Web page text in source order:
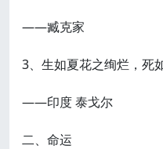
——臧克家
3、生如夏花之绚烂，死
——印度 泰戈尔
二、命运